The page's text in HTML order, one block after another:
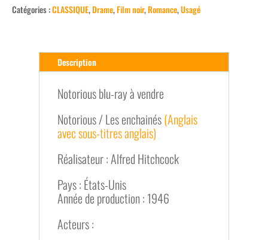
Catégories :CLASSIQUE,Drame,Film noir,Romance,Usagé
Description
Notorious blu-ray à vendre
Notorious / Les enchainés(Anglais
avec sous-titres anglais)
Réalisateur : Alfred Hitchcock
Pays : États-Unis
Année de production : 1946
Acteurs :